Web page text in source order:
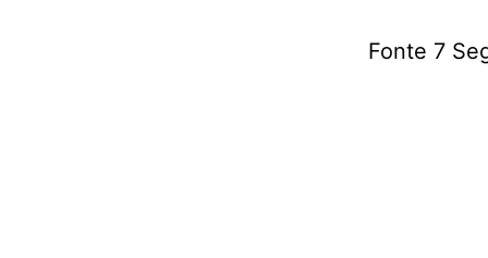
Fonte 7